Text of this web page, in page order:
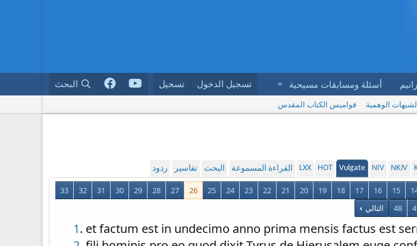
أسئلة ومسابقات مسيحية تسجيل الدخول تسجيل البحث
الوهمية
قواميس الكتاب المقدس
NKJV
NIV
Vulgate
HOT
LXX القراءة المسموعة البحث تفاسير ردود
15
16
17
18
19
20
21
22
23
24
25
26
27
28
29
30
31
32
33
48 التالي
1. et factum est in undecimo anno prima mensis factus est